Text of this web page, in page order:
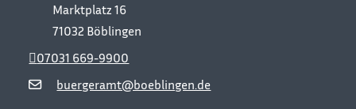
Marktplatz 16
71032 Böblingen
buergeramt@boeblingen.de
07031 669-9900